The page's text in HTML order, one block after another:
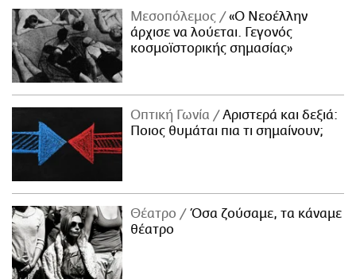
Μεσοπόλεμος
«Ο Νεοέλλην
άρχισε να λούεται. Γεγονός
κοσμοϊστορικής σημασίας»
Οπτική Γωνία
Αριστερά και δεξιά:
Ποιος θυμάται πια τι σημαίνουν;
Θέατρο
Όσα ζούσαμε, τα κάναμε
θέατρο